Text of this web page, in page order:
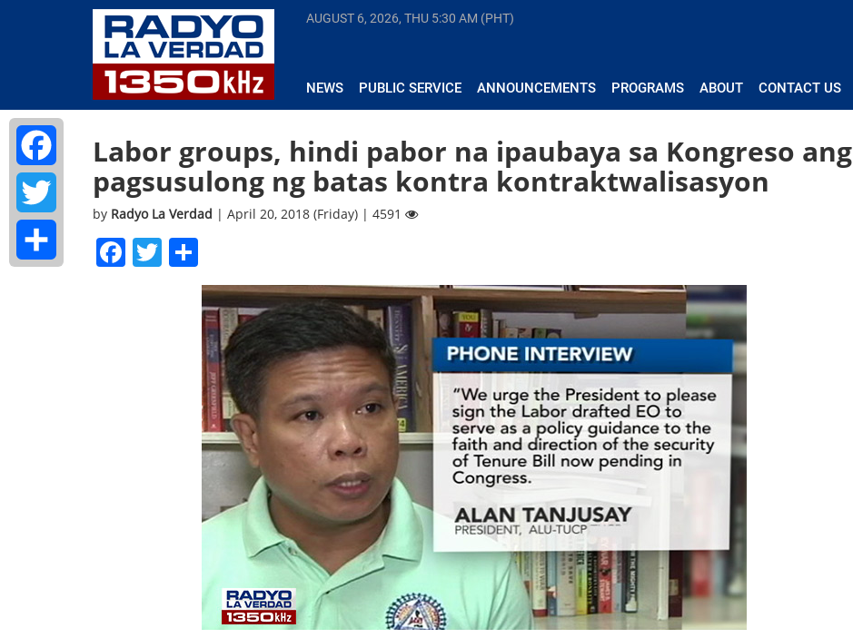
AUGUST 6, 2026, THU 5:30 AM (PHT)
NEWS PUBLIC SERVICE ANNOUNCEMENTS PROGRAMS ABOUT CONTACT US
Labor groups, hindi pabor na ipaubaya sa Kongreso ang
pagsusulong ng batas kontra kontraktwalisasyon
by Radyo La Verdad | April 20, 2018 (Friday) | 4591
Facebook
Twitter
Facebook
Twitter